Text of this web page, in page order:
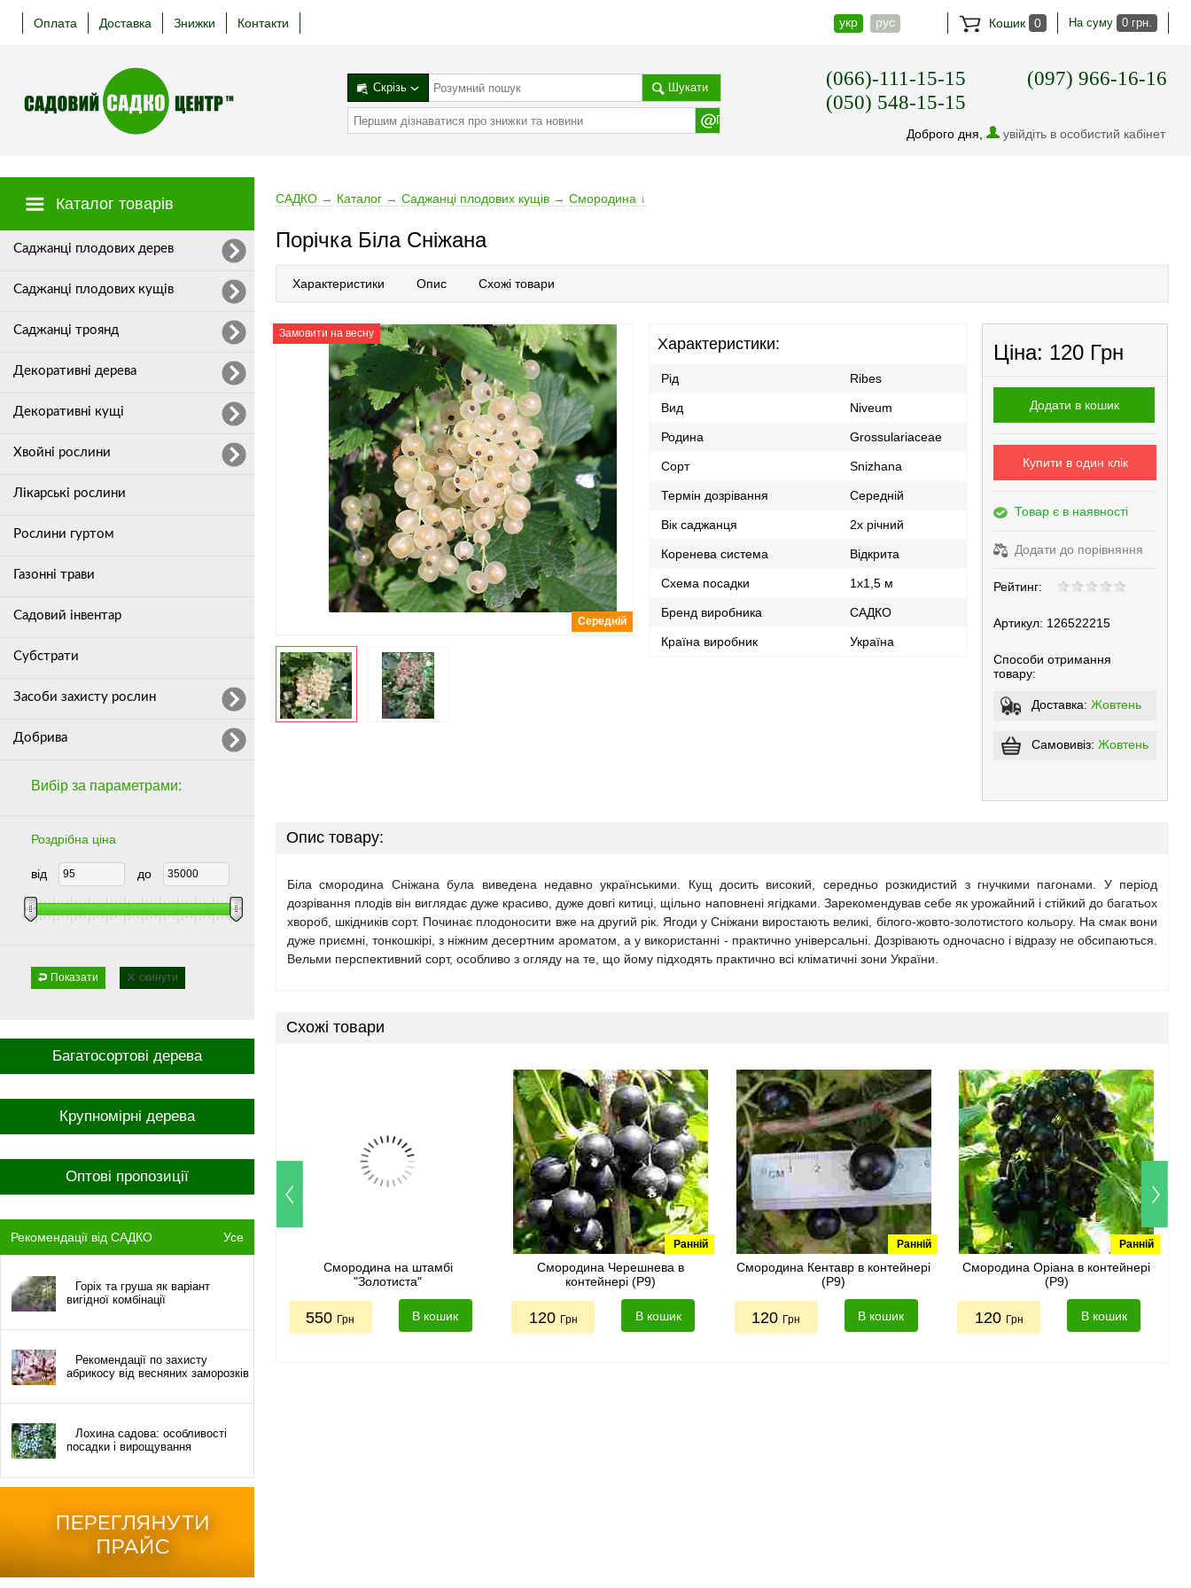
Оплата Доставка Знижки Контакти укр рус Кошик 0 На суму 0 грн.
Скрізь Шукати
(066)-111-15-15
(050) 548-15-15
(097) 966-16-16
Доброго дня, увійдіть в особистий кабінет
Каталог товарів
Cаджанці плодових дерев
Саджанці плодових кущів
Саджанці троянд
Декоративні дерева
Декоративні кущі
Хвойні рослини
Лікарські рослини
Рослини гуртом
Газонні трави
Садовий інвентар
Субстрати
Засоби захисту рослин
Добрива
Багатосортові дерева
Крупномірні дерева
Оптові пропозиції
Рекомендації від САДКО Усе
Горіх та груша як варіант
вигідної комбінації
Рекомендації по захисту
абрикосу від весняних заморозків
Лохина садова: особливості
посадки і вирощування
Вибір за параметрами:
Роздрібна ціна
від до
Показати скинути
САДКО → Каталог → Саджанці плодових кущів → Смородина ↓
Порічка Біла Сніжана
Характеристики Опис Схожі товари
Замовити на весну
Середній
Характеристики:
Рід Ribes
Вид Niveum
Родина Grossulariaceae
Сорт Snizhana
Термін дозрівання Середній
Вік саджанця 2х річний
Коренева система Відкрита
Схема посадки 1х1,5 м
Бренд виробника САДКО
Країна виробник Україна
Ціна: 120 Грн
Додати в кошик
Купити в один клік
Товар є в наявності
Додати до порівняння
Рейтинг:
Артикул: 126522215
Способи отримання
товару:
Доставка: Жовтень
Самовивіз: Жовтень
Опис товару:
Біла смородина Сніжана була виведена недавно українськими. Кущ досить високий, середньо розкидистий з гнучкими пагонами. У період
дозрівання плодів він виглядає дуже красиво, дуже довгі китиці, щільно наповнені ягідками. Зарекомендував себе як урожайний і стійкий до багатьох
хвороб, шкідників сорт. Починає плодоносити вже на другий рік. Ягоди у Сніжани виростають великі, білого-жовто-золотистого кольору. На смак вони
дуже приємні, тонкошкірі, з ніжним десертним ароматом, а у використанні - практично універсальні. Дозрівають одночасно і відразу не обсипаються.
Вельми перспективний сорт, особливо з огляду на те, що йому підходять практично всі кліматичні зони України.
Схожі товари
Смородина на штамбі
"Золотиста"
550 Грн В кошик
Ранній
Смородина Черешнева в
контейнері (Р9)
120 Грн В кошик
Ранній
Смородина Кентавр в контейнері
(Р9)
120 Грн В кошик
Ранній
Смородина Оріана в контейнері
(Р9)
120 Грн В кошик